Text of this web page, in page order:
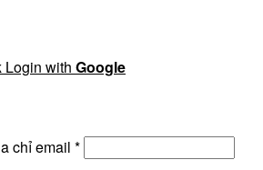
Login with Google
chỉ email *